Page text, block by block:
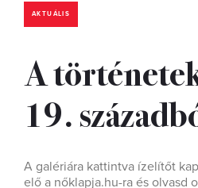
AKTUÁLIS
A
19.
A galériára kattintva ízelítőt
elő a nőklapja.hu-ra és olvasd